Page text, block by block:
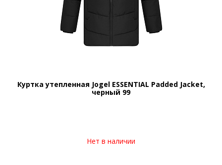
Куртка утепленная Jogel ESSENTIAL Padded Jacket,
черный 99
Нет в наличии